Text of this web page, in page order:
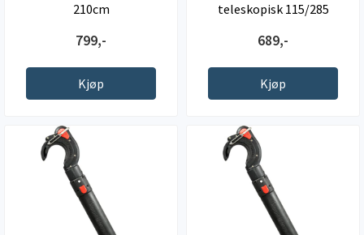
210cm
799,-
Kjøp
teleskopisk 115/285
689,-
Kjøp